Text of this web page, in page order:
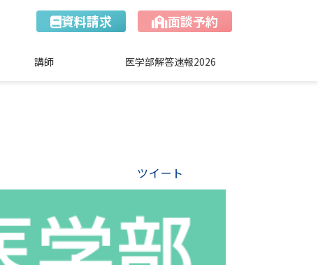
資料請求 面談予約
講師 医学部解答速報2026
ツイート